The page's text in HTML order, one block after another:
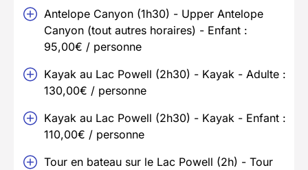
Antelope Canyon (1h30) - Upper Antelope
Canyon (tout autres horaires) - Enfant :
95,00€ / personne
Kayak au Lac Powell (2h30) - Kayak - Adulte :
130,00€ / personne
Kayak au Lac Powell (2h30) - Kayak - Enfant :
110,00€ / personne
Tour en bateau sur le Lac Powell (2h) - Tour